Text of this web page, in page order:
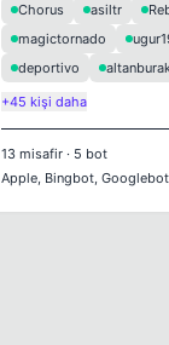
Chorus asiltr
magictornado
deportivo
+45 kişi daha
13 misafir · 5 bot
Apple, Bingbot,